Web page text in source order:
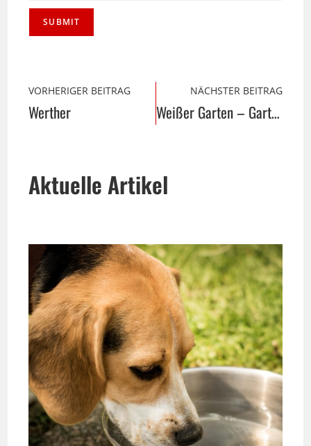
VORHERIGER BEITRAG
Werther
NÄCHSTER BEITRAG
Weißer Garten – Gartenhibiskus, Garteneibisch
Aktuelle Artikel